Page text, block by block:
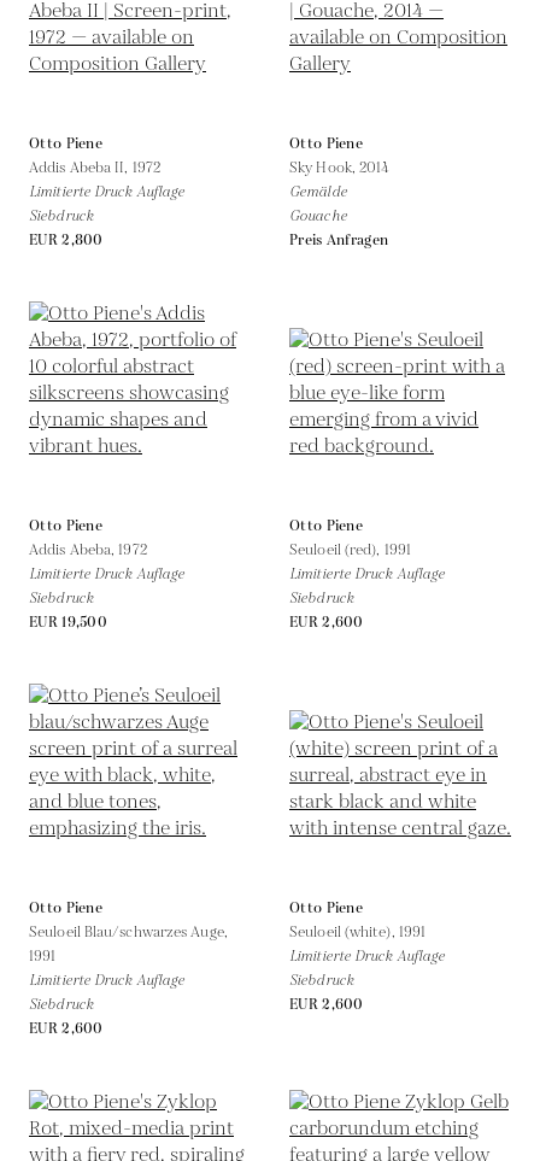
Otto Piene
Addis Abeba II, 1972
Limitierte Druck Auflage
Siebdruck
EUR 2,800
Otto Piene
Sky Hook, 2014
Gemälde
Gouache
Preis Anfragen
Otto Piene
Addis Abeba,1972
Limitierte Druck Auflage
Siebdruck
EUR 19,500
Otto Piene
Seuloeil (red), 1991
Limitierte Druck Auflage
Siebdruck
EUR 2,600
Otto Piene
Seuloeil Blau/schwarzes Auge,
1991
Limitierte Druck Auflage
Siebdruck
EUR 2,600
Otto Piene
Seuloeil (white), 1991
Limitierte Druck Auflage
Siebdruck
EUR 2,600